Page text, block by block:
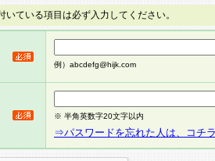
いている項目は必ず入力してください。
例）abcdefg@hijk.com
※ 半角英数字20文字以内
⇒パスワードを忘れた人は、コチ